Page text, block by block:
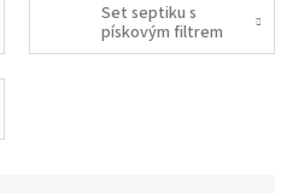
Set septiku s
pískovým filtrem